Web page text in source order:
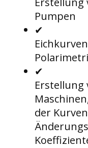
Pumpen
✔
✔
der